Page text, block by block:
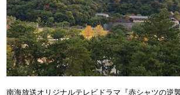
南海放送オリジナルテレビドラマ『赤シャツの逆